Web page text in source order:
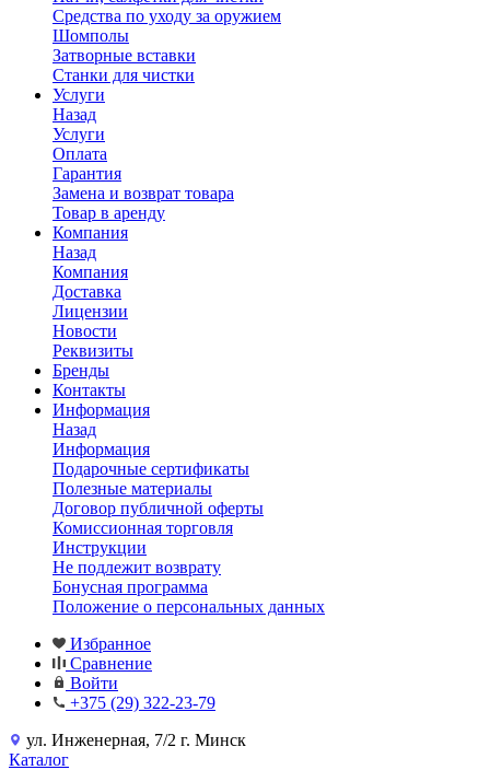
Средства по уходу за оружием
Шомполы
Затворные вставки
Станки для чистки
Услуги
Назад
Услуги
Оплата
Гарантия
Замена и возврат товара
Товар в аренду
Компания
Назад
Компания
Доставка
Лицензии
Новости
Реквизиты
Бренды
Контакты
Информация
Назад
Информация
Подарочные сертификаты
Полезные материалы
Договор публичной оферты
Комиссионная торговля
Инструкции
Не подлежит возврату
Бонусная программа
Положение о персональных данных
Избранное
Сравнение
Войти
+375 (29) 322-23-79
ул. Инженерная, 7/2 г. Минск
Каталог